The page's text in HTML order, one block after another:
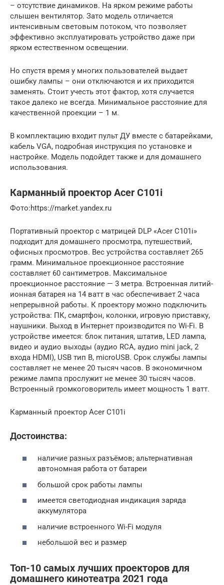
– отсутствие динамиков. На ярком режиме работы
слышен вентилятор. Зато модель отличается
интенсивным световым потоком, что позволяет
эффективно эксплуатировать устройство даже при
ярком естественном освещении.
Но спустя время у многих пользователей выдает
ошибку лампы – они отключаются и их приходится
заменять. Стоит учесть этот фактор, хотя случается
такое далеко не всегда. Минимальное расстояние для
качественной проекции – 1 м.
В комплектацию входит пульт ДУ вместе с батарейками,
кабель VGA, подробная инструкция по установке и
настройке. Модель подойдет также и для домашнего
использования.
Карманный проектор Acer C101i
​Фото:https://market.yandex.ru
Портативный проектор с матрицей DLP «Acer C101i»
подходит для домашнего просмотра, путешествий,
офисных просмотров. Вес устройства составляет 265
грамм. Минимальное проекционное расстояние
составляет 60 сантиметров. Максимальное
проекционное расстояние — 3 метра. Встроенная литий-
ионная батарея на 14 ватт в час обеспечивает 2 часа
непрерывной работы. К проектору можно подключить
устройства: ПК, смартфон, колонки, игровую приставку,
наушники. Выход в Интернет производится по Wi-Fi. В
устройстве имеется: блок питания, штатив, LED лампа,
видео и аудио выходы (аудио RCA, аудио mini jack, 2
входа HDMI), USB тип B, microUSB. Срок службы лампы
составляет не менее 20 тысяч часов. В экономичном
режиме лампа прослужит не менее 30 тысяч часов.
Встроенный громкоговоритель имеет мощность 1 ватт.
Карманный проектор Acer C101i
Достоинства:
наличие разных разъёмов; альтернативная
автономная работа от батареи
большой срок работы лампы
имеется светодиодная индикация заряда
аккумулятора
наличие встроенного Wi-Fi модуля
небольшой вес и размер
Топ-10 самых лучших проекторов для
домашнего кинотеатра 2021 года